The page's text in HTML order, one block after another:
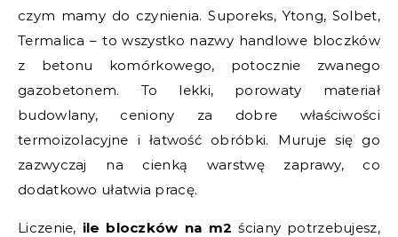
czym mamy do czynienia. Suporeks, Ytong, Solbet,
Termalica – to wszystko nazwy handlowe bloczków
z betonu komórkowego, potocznie zwanego
gazobetonem. To lekki, porowaty materiał
budowlany, ceniony za dobre właściwości
termoizolacyjne i łatwość obróbki. Muruje się go
zazwyczaj na cienką warstwę zaprawy, co
dodatkowo ułatwia pracę.
Liczenie, ile bloczków na m2 ściany potrzebujesz,